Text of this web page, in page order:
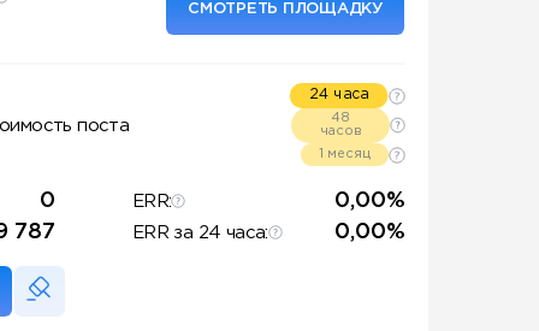
СМОТРЕТЬ ПЛОЩАДКУ
поста
24 часа
48
часов
1 месяц
0 ERR:
0,00%
787
ERR за 24 часа: 0,00%